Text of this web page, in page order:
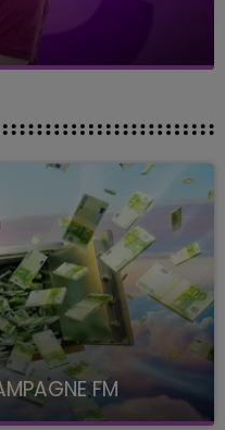
FM
FM, à 8H10